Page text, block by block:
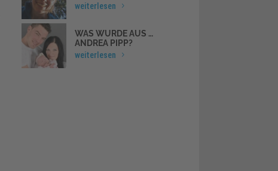
weiterlesen
WAS WURDE AUS …
ANDREA PIPP?
weiterlesen